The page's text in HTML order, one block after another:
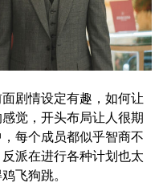
剧情设定有趣，如何让
觉，开头布局让人很期
每个成员都似乎智商不
派在进行各种计划也太
飞狗跳。